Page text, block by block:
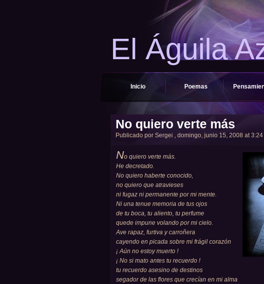
El Águila
Inicio Poemas
No quiero verte más
Publicado por Sergei , domingo, junio 15, 2008 at
No quiero verte más.
He decretado.
No quiero haberte conocido,
no quiero que atravieses
ni fugaz ni permanente por mi mente.
Ni una tenue memoria de tus ojos
de tu boca, tu aliento, tu perfume
quede impune volando por mi cielo.
Ave rapaz, furtiva y carroñera
cayendo en picada sobre mi frágil corazón
¡ Aún no estoy muerto !
¡ No si mato antes tu recuerdo !
tu recuerdo asesino de destinos
segador de las flores que crecían en mi alma